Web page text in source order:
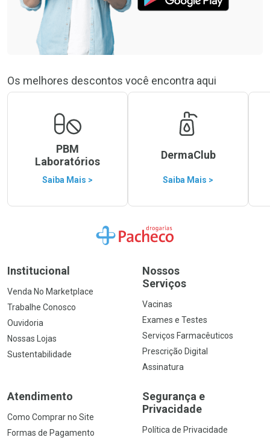
Os melhores descontos você encontra aqui
PBM
Laboratórios
Saiba Mais >
DermaClub
Saiba Mais >
Ir para a Home
Institucional
Venda No Marketplace
Trabalhe Conosco
Ouvidoria
Nossas Lojas
Sustentabilidade
Nossos
Serviços
Vacinas
Exames e Testes
Serviços Farmacêuticos
Prescrição Digital
Assinatura
Atendimento
Como Comprar no Site
Formas de Pagamento
Segurança e
Privacidade
Política de Privacidade